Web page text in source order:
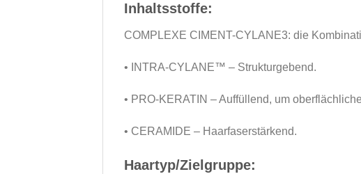
Inhaltsstoffe:
COMPLEXE CIMENT-CYLANE3: die
• INTRA-CYLANE™ – Strukturgebend.
• PRO-KERATIN – Auffüllend, um
• CERAMIDE – Haarfaserstärkend.
Haartyp/Zielgruppe: